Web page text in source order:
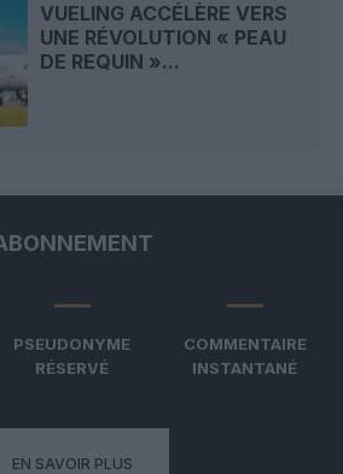
VUELING ACCÉLÈRE VERS
UNE RÉVOLUTION « PEAU
DE REQUIN »...
PSEUDONYME
RÉSERVÉ
COMMENTAIRE
INSTANTANÉ
EN SAVOIR PLUS